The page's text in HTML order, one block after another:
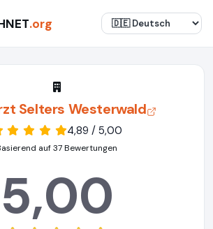
.org
Selters Westerwald
4,89 / 5,00
auf 37 Bewertungen
5,00